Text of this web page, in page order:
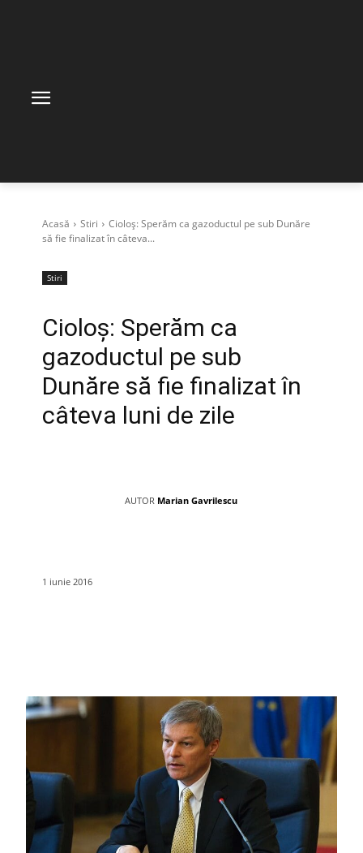
Acasă Stiri
Cioloş: Sperăm ca gazoductul pe sub Dunăre
să fie finalizat în câteva...
Stiri
Cioloş: Sperăm ca
gazoductul pe sub
Dunăre să fie finalizat în
câteva luni de zile
AUTOR Marian Gavrilescu
1 iunie 2016